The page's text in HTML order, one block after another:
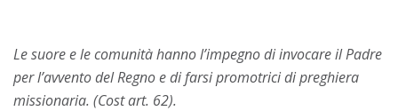
Le suore e le comunità hanno l’impegno di invocare il Padre
per l’avvento del Regno e di farsi promotrici di preghiera
missionaria. (Cost art. 62).